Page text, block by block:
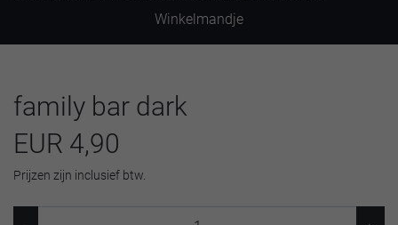
Winkelmandje
family bar dark
EUR 4,90
Prijzen zijn inclusief btw.